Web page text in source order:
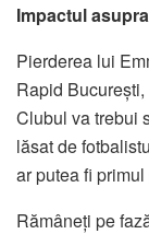
Impactul
Pierderea lui
Rapid
Clubul va trebui
lăsat de
ar putea fi
Rămâneți pe